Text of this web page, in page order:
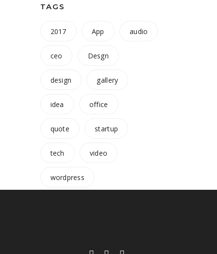
TAGS
2017 App audio
ceo Desgn
design gallery
idea office
quote startup
tech video
wordpress